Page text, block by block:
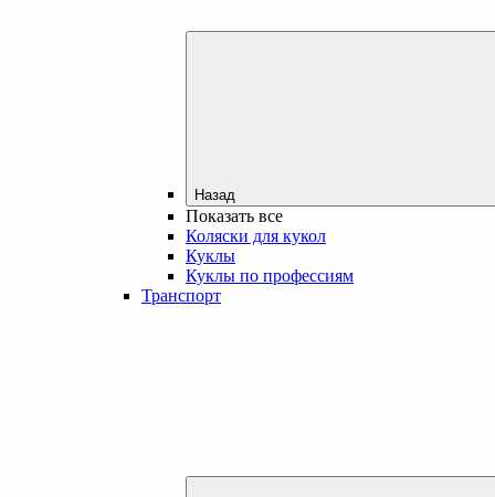
Назад
Показать все
Коляски для кукол
Куклы
Куклы по профессиям
Транспорт